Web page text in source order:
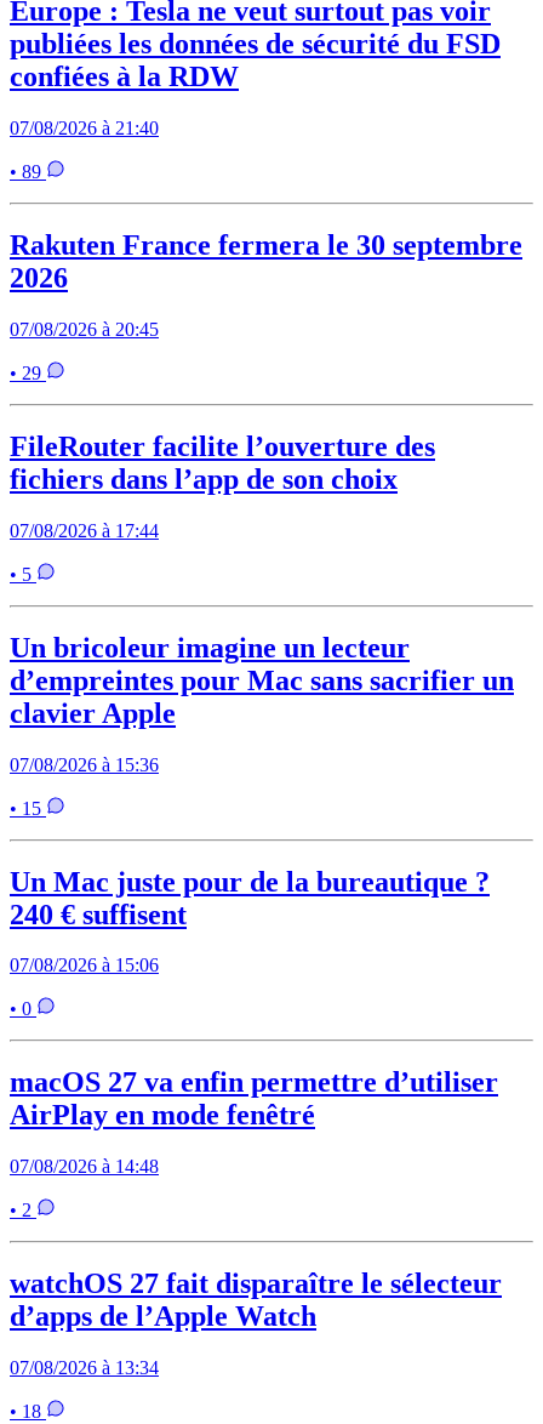
Europe : Tesla ne veut surtout pas voir
publiées les données de sécurité du FSD
confiées à la RDW
07/08/2026 à 21:40
• 89
Rakuten France fermera le 30 septembre
2026
07/08/2026 à 20:45
• 29
FileRouter facilite l’ouverture des
fichiers dans l’app de son choix
07/08/2026 à 17:44
• 5
Un bricoleur imagine un lecteur
d’empreintes pour Mac sans sacrifier un
clavier Apple
07/08/2026 à 15:36
• 15
Un Mac juste pour de la bureautique ?
240 € suffisent
07/08/2026 à 15:06
• 0
macOS 27 va enfin permettre d’utiliser
AirPlay en mode fenêtré
07/08/2026 à 14:48
• 2
watchOS 27 fait disparaître le sélecteur
d’apps de l’Apple Watch
07/08/2026 à 13:34
• 18